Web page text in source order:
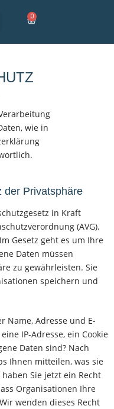
0
wie in
der Privatsphäre
in Kraft
(AVG).
Gesetz geht es um Ihre
Daten müssen
zu gewährleisten. Sie
speichern und
Name, Adresse und E-
IP-Adresse, ein Cookie
Daten sind? Nach
Ihnen mitteilen, was sie
Sie jetzt ein Recht
Organisationen Ihre
wenden dieses Recht